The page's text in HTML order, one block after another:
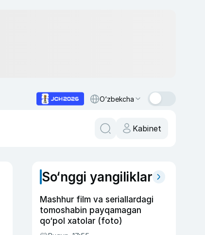
O‘zbekcha
Kabinet
So‘nggi yangiliklar
Mashhur film va seriallardagi
tomoshabin payqamagan
qo‘pol xatolar (foto)